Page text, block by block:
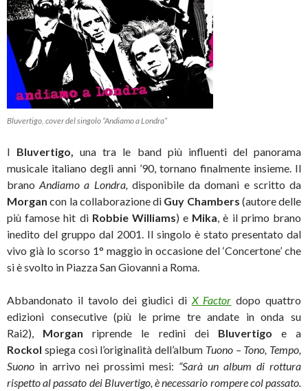
Bluvertigo, cover del singolo “Andiamo a Londra”
I Bluvertigo,una tra le band più influenti del panorama
musicale italiano degli anni ’90, tornano finalmente insieme. Il
branoAndiamo a Londra, disponibile da domani e scritto da
Morgan con la collaborazione di Guy Chambers (autore delle
più famose hit di Robbie Williams) e Mika , è il primo brano
inedito del gruppo dal 2001. Il singolo è stato presentato dal
vivo già lo scorso 1° maggio in occasione del ‘Concertone’ che
si è svolto in Piazza San Giovanni a Roma.
Abbandonato il tavolo dei giudici di X Factor dopo quattro
edizioni consecutive (più le prime tre andate in onda su
Rai2), Morganriprende le redini dei Bluvertigo e a
Rockol spiega così l’originalità dell’album Tuono – Tono, Tempo,
Suono in arrivo nei prossimi mesi: “Sarà un album di rottura
rispetto al passato dei Bluvertigo, è necessario rompere col passato.